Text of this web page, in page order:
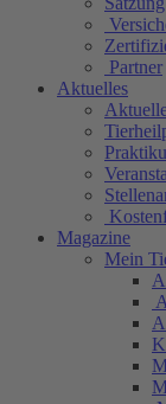
Partner
Aktuelles
Magazine
Mein